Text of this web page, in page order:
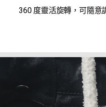
360 度靈活旋轉，可隨意